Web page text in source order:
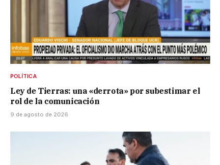
POLÍTICA
Ley de Tierras: una «derrota» por subestimar el
rol de la comunicación
9 de agosto de 2026